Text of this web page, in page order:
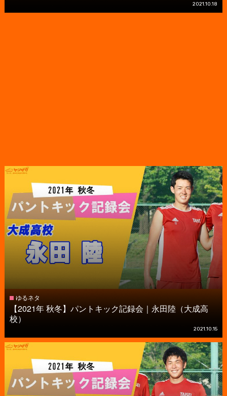
2021.10.18
ゆるネタ
【2021年 秋冬】パントキック記録会｜永田陸（大成高
校）
2021.10.15